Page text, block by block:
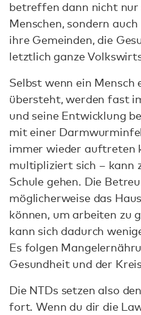
betreffen dann nicht nur
Menschen, sondern
ihre Gemeinden, die
letztlich ganze
Selbst wenn ein Mensch
übersteht, werden fast
und seine Entwicklung
mit einer
immer wieder auftreten
multipliziert sich – kann
Schule gehen. Die
möglicherweise das
können, um arbeiten zu
kann sich dadurch
Es folgen
Gesundheit und der
Die NTDs setzen also
fort. Wenn du dir die